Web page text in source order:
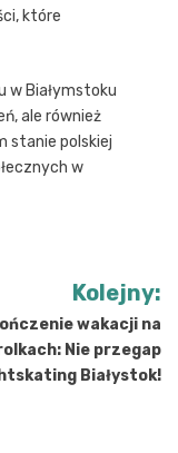
które
w Białymstoku
ale również
stanie polskiej
w
Kolejny:
wakacji na
Nie przegap
Białystok!